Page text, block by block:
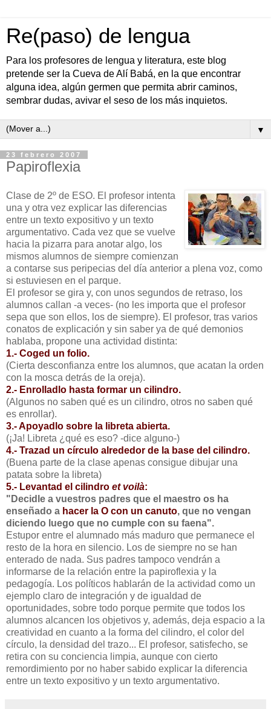
Re(paso) de lengua
Para los profesores de lengua y literatura, este blog
pretende ser la Cueva de Alí Babá, en la que encontrar
alguna idea, algún germen que permita abrir caminos,
sembrar dudas, avivar el seso de los más inquietos.
▼
23 febrero 2007
Papiroflexia
Clase de 2º de ESO. El profesor intenta
una y otra vez explicar las diferencias
entre un texto expositivo y un texto
argumentativo. Cada vez que se vuelve
hacia la pizarra para anotar algo, los
mismos alumnos de siempre comienzan
a contarse sus peripecias del día anterior a plena voz, como
si estuviesen en el parque.
El profesor se gira y, con unos segundos de retraso, los
alumnos callan -a veces- (no les importa que el profesor
sepa que son ellos, los de siempre). El profesor, tras varios
conatos de explicación y sin saber ya de qué demonios
hablaba, propone una actividad distinta:
1.- Coged un folio.
(Cierta desconfianza entre los alumnos, que acatan la orden
con la mosca detrás de la oreja).
2.- Enrolladlo hasta formar un cilindro.
(Algunos no saben qué es un cilindro, otros no saben qué
es enrollar).
3.- Apoyadlo sobre la libreta abierta.
(¡Ja! Libreta ¿qué es eso? -dice alguno-)
4.- Trazad un círculo alrededor de la base del cilindro.
(Buena parte de la clase apenas consigue dibujar una
patata sobre la libreta)
5.- Levantad el cilindro et voilà:
"Decidle a vuestros padres que el maestro os ha
enseñado a hacer la O con un canuto, que no vengan
diciendo luego que no cumple con su faena".
Estupor entre el alumnado más maduro que permanece el
resto de la hora en silencio. Los de siempre no se han
enterado de nada. Sus padres tampoco vendrán a
informarse de la relación entre la papiroflexia y la
pedagogía. Los políticos hablarán de la actividad como un
ejemplo claro de integración y de igualdad de
oportunidades, sobre todo porque permite que todos los
alumnos alcancen los objetivos y, además, deja espacio a la
creatividad en cuanto a la forma del cilindro, el color del
círculo, la densidad del trazo... El profesor, satisfecho, se
retira con su conciencia limpia, aunque con cierto
remordimiento por no haber sabido explicar la diferencia
entre un texto expositivo y un texto argumentativo.